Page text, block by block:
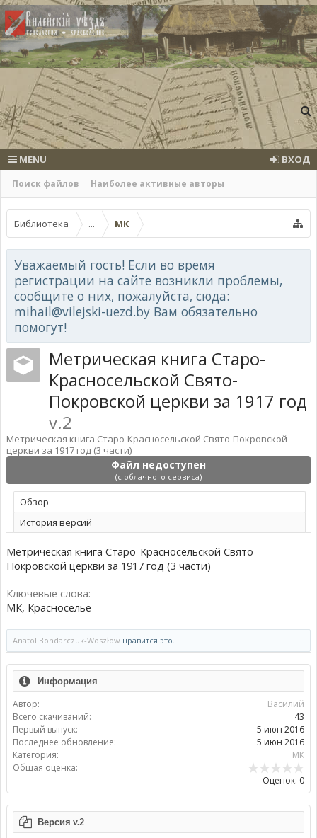
Поиск файлов Наиболее активные авторы
MENU ВХОД
Библиотека ... МК
Уважаемый гость! Если во время
регистрации на сайте возникли проблемы,
сообщите о них, пожалуйста, сюда:
mihail@vilejski-uezd.by Вам обязательно
помогут!
Файл недоступен
(с облачного сервиса)
Метрическая книга Старо-
Красносельской Свято-
Покровской церкви за 1917 год
v.2
Метрическая книга Старо-Красносельской Свято-Покровской
церкви за 1917 год (3 части)
Обзoр
История версий
Метрическая книга Старо-Красносельской Свято-
Покровской церкви за 1917 год (3 части)
Ключевые слова:
МК, Красноселье
Anatol Bondarczuk-Woszłow нравится это.
Информация
Автор:
Василий
Всего скачиваний:
43
Первый выпуск:
5 июн 2016
Последнее обновление:
5 июн 2016
Категория:
МК
Общая оценка:
Оценок: 0
Версия v.2